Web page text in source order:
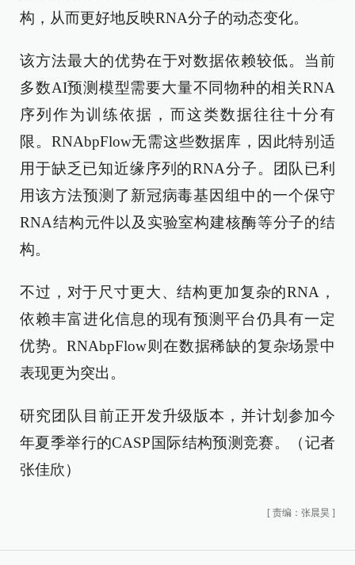
构，从而更好地反映RNA分子的动态变化。
该方法最大的优势在于对数据依赖较低。当前
多数AI预测模型需要大量不同物种的相关RNA
序列作为训练依据，而这类数据往往十分有
限。RNAbpFlow无需这些数据库，因此特别适
用于缺乏已知近缘序列的RNA分子。团队已利
用该方法预测了新冠病毒基因组中的一个保守
RNA结构元件以及实验室构建核酶等分子的结
构。
不过，对于尺寸更大、结构更加复杂的RNA，
依赖丰富进化信息的现有预测平台仍具有一定
优势。RNAbpFlow则在数据稀缺的复杂场景中
表现更为突出。
研究团队目前正开发升级版本，并计划参加今
年夏季举行的CASP国际结构预测竞赛。（记者
张佳欣）
[ 责编：张晨昊 ]